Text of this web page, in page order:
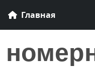
Главная